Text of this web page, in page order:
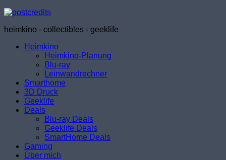
heimkino - collectibles - geeklife
Heimkino
Heimkino-Planung
Blu-ray
Leinwandrechner
Smarthome
3D Druck
Geeklife
Deals
Blu-ray Deals
Geeklife Deals
SmartHome Deals
Gaming
Über mich